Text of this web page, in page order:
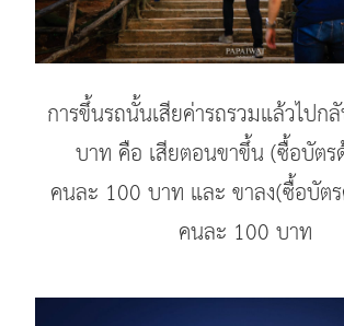
การขึ้นรถนั้นเสียค่ารถรวมแล้วไป
บาท คือ เสียตอนขาขึ้น (ซื้อบัตร
คนละ 100 บาท และ ขาลง(ซื้อบัต
คนละ 100 บาท